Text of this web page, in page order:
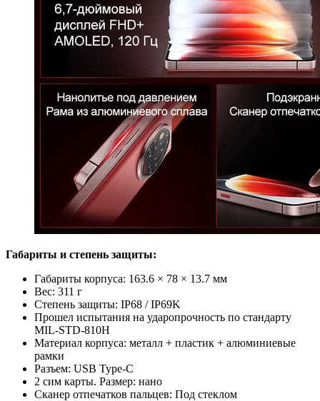
Габариты и степень защиты:
Габариты корпуса: 163.6 × 78 × 13.7 мм
Вес: 311 г
Степень защиты: IP68 / IP69K
Прошел испытания на ударопрочность по стандарту
MIL-STD-810H
Материал корпуса: металл + пластик + алюминиевые
рамки
Разъем: USB Type-C
2 сим карты. Размер: нано
Сканер отпечатков пальцев: Под стеклом